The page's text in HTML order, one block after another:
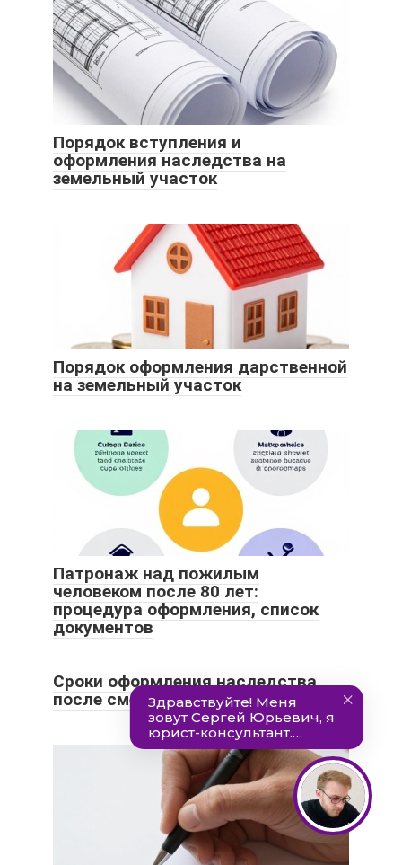
Порядок вступления и
оформления наследства на
земельный участок
Порядок оформления дарственной
на земельный участок
Патронаж над пожилым
человеком после 80 лет:
процедура оформления, список
документов
Сроки оформления наследства
после смерти по статьям ГК РФ